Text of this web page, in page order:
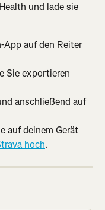
und lade sie
App auf den Reiter
Sie exportieren
anschließend auf
auf deinem Gerät
hoch.